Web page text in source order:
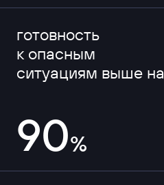
готовность
к опасным
ситуациям выше на
90%